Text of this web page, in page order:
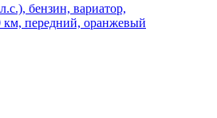
бензин, вариатор,
км, передний, оранжевый